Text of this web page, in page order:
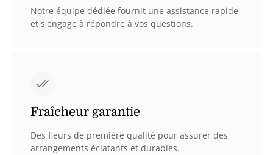
Notre équipe dédiée fournit une assistance rapide
et s'engage à répondre à vos questions.
Fraîcheur garantie
Des fleurs de première qualité pour assurer des
arrangements éclatants et durables.